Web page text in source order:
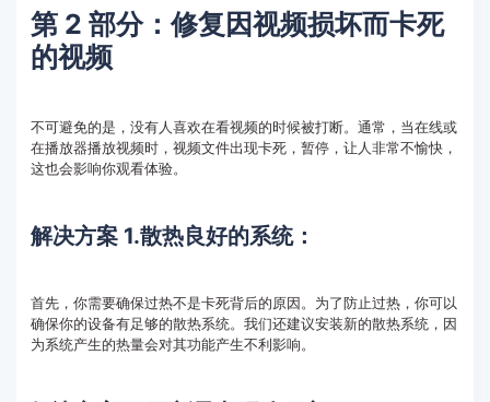
第 2 部分：修复因视频损坏而卡死
的视频
不可避免的是，没有人喜欢在看视频的时候被打断。通常，当在线或
在播放器播放视频时，视频文件出现卡死，暂停，让人非常不愉快，
这也会影响你观看体验。
解决方案 1.散热良好的系统：
首先，你需要确保过热不是卡死背后的原因。为了防止过热，你可以
确保你的设备有足够的散热系统。我们还建议安装新的散热系统，因
为系统产生的热量会对其功能产生不利影响。